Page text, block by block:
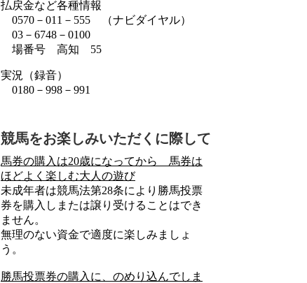
払戻金など各種情報
0570－011－555 （ナビダイヤル）
03－6748－0100
場番号 高知 55
実況（録音）
0180－998－991
競馬をお楽しみいただくに際して
馬券の購入は20歳になってから 馬券は
ほどよく楽しむ大人の遊び
未成年者は競馬法第28条により勝馬投票
券を購入しまたは譲り受けることはでき
ません。
無理のない資金で適度に楽しみましょ
う。
勝馬投票券の購入に、のめり込んでしま